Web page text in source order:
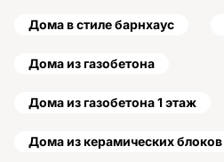
Дома в стиле барнхаус
Дома из газобетона
Дома из газобетона 1 этаж
Дома из керамических блоков